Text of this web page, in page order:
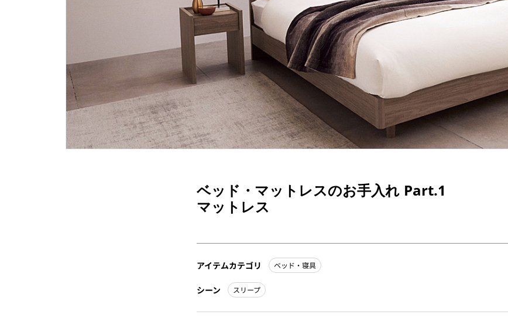
ベッド・マットレスのお手入れ Part.1
マットレス
アイテムカテゴリ ベッド・寝具
シーン スリープ